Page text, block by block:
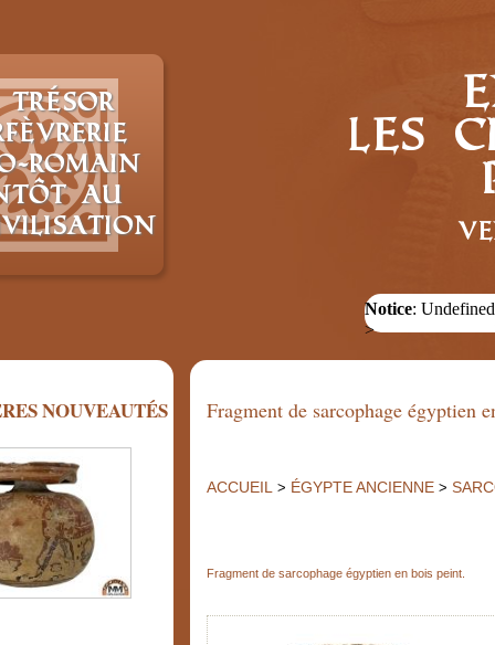
trésor
romain
au
les
Notice:
>
NOUVEAUTÉS Fragment de sarcophage égyptien
ACCUEIL > ÉGYPTE ANCIENNE >
Fragment de sarcophage égyptien en bois peint.